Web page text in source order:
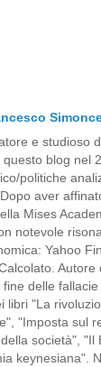
e studioso
questo blog nel
politiche
aver
Mises
notevole
Yahoo
delle
libri "La
"Imposta sul
società", "Il
keynesiana".